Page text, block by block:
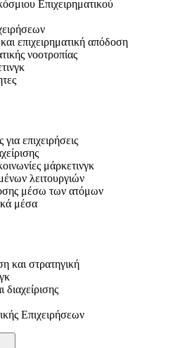
Επιχειρηματικού
επιχειρηματική απόδοση
νοοτροπίας
επιχειρήσεις
μάρκετινγκ
λειτουργιών
μέσω των ατόμων
μέσα
και στρατηγική
διαχείρισης
Επιχειρήσεων